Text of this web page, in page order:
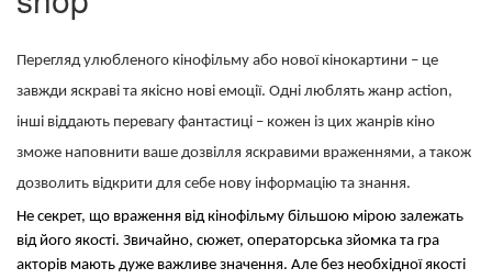
Перегляд улюбленого кінофільму або нової кінокартини – це
завжди яскраві та якісно нові емоції. Одні люблять жанр action,
інші віддають перевагу фантастиці – кожен із цих жанрів кіно
зможе наповнити ваше дозвілля яскравими враженнями, а також
дозволить відкрити для себе нову інформацію та знання.
Не секрет, що враження від кінофільму більшою мірою залежать
від його якості. Звичайно, сюжет, операторська зйомка та гра
акторів мають дуже важливе значення. Але без необхідної якості